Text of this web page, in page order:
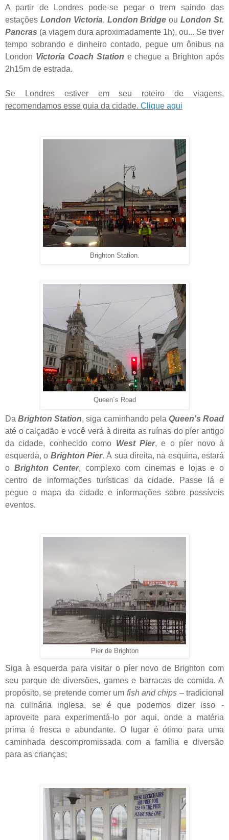
A partir de Londres pode-se pegar o trem saindo das
estações London Victoria, London BridgeouLondon St.
Pancras (a viagem dura aproximadamente 1h), ou... Se tiver
tempo sobrando e dinheiro contado, pegue um ônibus na
London Victoria Coach Station e chegue a Brighton após
2h15m de estrada.
Se Londres estiver em seu roteiro de viagens,
recomendamos esse guia da cidade. Clique aqui
Brighton Station.
Queen´s Road
DaBrighton Station, siga caminhando pela Queen's Road
até o calçadão e você verá à direita as ruínas do píer antigo
da cidade, conhecido como West Pier, e o píer novo à
esquerda, o Brighton Pier. À sua direita, na esquina, estará
o Brighton Center, complexo com cinemas e lojas e o
centro de informações turísticas da cidade. Passe lá e
pegue o mapa da cidade e informações sobre possíveis
eventos.
Pier de Brighton
Siga à esquerda para visitar o píer novo de Brighton com
seu parque de diversões, games e barracas de comida. A
propósito, se pretende comer um fish and chips – tradicional
na culinária inglesa, se é que podemos dizer isso -
aproveite para experimentá-lo por aqui, onde a matéria
prima é fresca e abundante. O lugar é ótimo para uma
caminhada descompromissada com a família e diversão
para as crianças;